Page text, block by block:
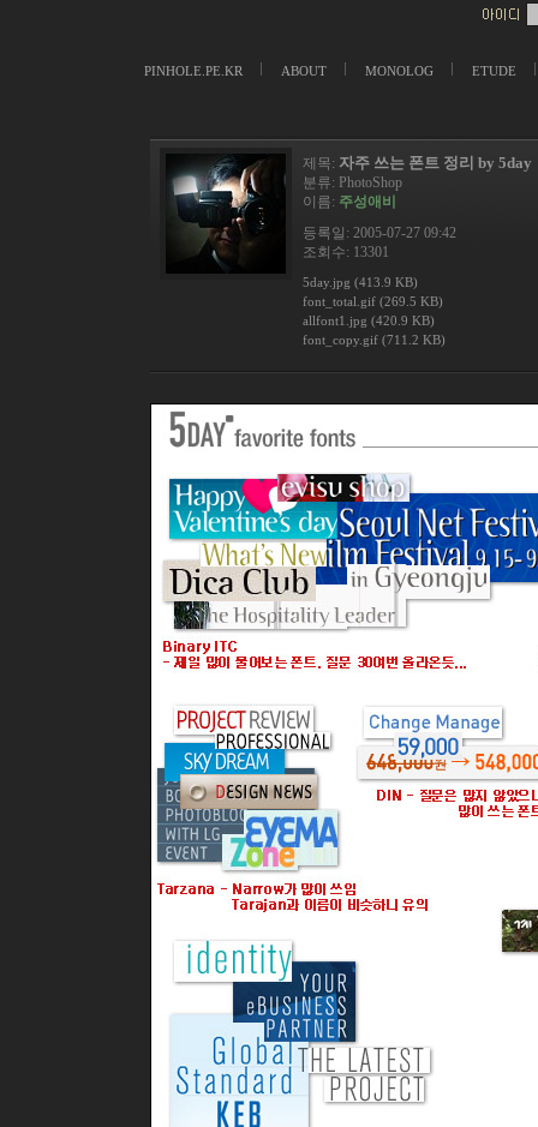
PINHOLE.PE.KR ABOUT MONOLOG ETUDE
제목: 자주 쓰는 폰트 정리 by 5day
분류: PhotoShop
이름: 주성애비
등록일: 2005-07-27 09:42
조회수: 13301
5day.jpg (413.9 KB)
font_total.gif (269.5 KB)
allfont1.jpg (420.9 KB)
font_copy.gif (711.2 KB)